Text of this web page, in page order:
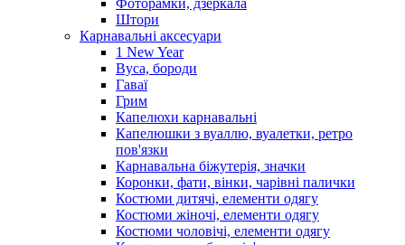
Фоторамки, дзеркала
Штори
Карнавальні аксесуари
1 New Year
Вуса, бороди
Гаваї
Грим
Капелюхи карнавальні
Капелюшки з вуаллю, вуалетки, ретро
пов'язки
Карнавальна біжутерія, значки
Коронки, фати, вінки, чарівні палички
Костюми дитячі, елементи одягу
Костюми жіночі, елементи одягу
Костюми чоловічі, елементи одягу